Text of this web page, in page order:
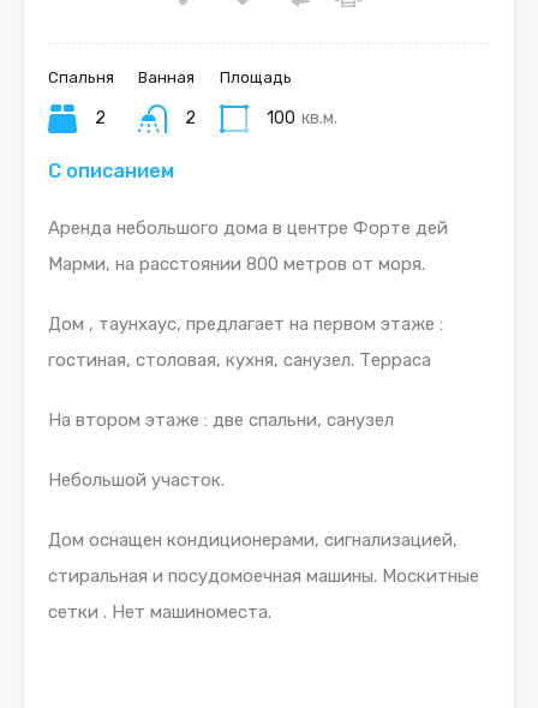
Спальня
2
Ванная
2
Площадь
100 кв.м.
С описанием
Аренда небольшого дома в центре Форте дей
Марми, на расстоянии 800 метров от моря.
Дом , таунхаус, предлагает на первом этаже :
гостиная, столовая, кухня, санузел. Терраса
На втором этаже : две спальни, санузел
Небольшой участок.
Дом оснащен кондиционерами, сигнализацией,
стиральная и посудомоечная машины. Москитные
сетки . Нет машиноместа.